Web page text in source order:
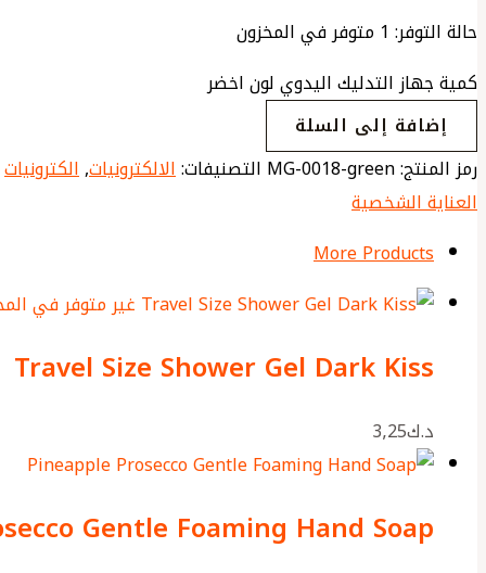
حالة التوفر: 1 متوفر في المخزون
كمية جهاز التدليك اليدوي لون اخضر
إضافة إلى السلة
رمز المنتج:MG-0018-green التصنيفات:الالكترونيات,الكترونيات
العناية الشخصية
More Products
غير متوفر في
Travel Size Shower Gel Dark Kiss
د.ك3٫25
Gentle Foaming Hand Soap